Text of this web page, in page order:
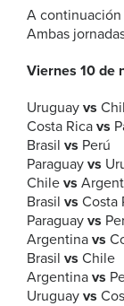
A continuación
Ambas
Viernes 10 de
Uruguay vs
Costa Rica vs
Brasil vs Perú
Paraguay vs
Chile vs
Brasil vs Costa
Paraguay vs
Argentina vs
Brasil vs Chile
Argentina vs
Uruguay vs